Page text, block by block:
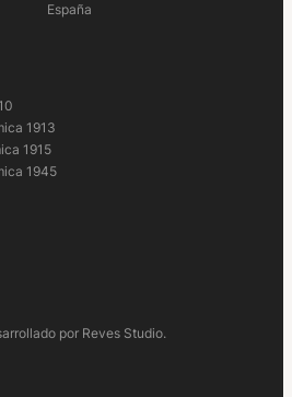
España
1913
1915
1945
por Reves Studio.